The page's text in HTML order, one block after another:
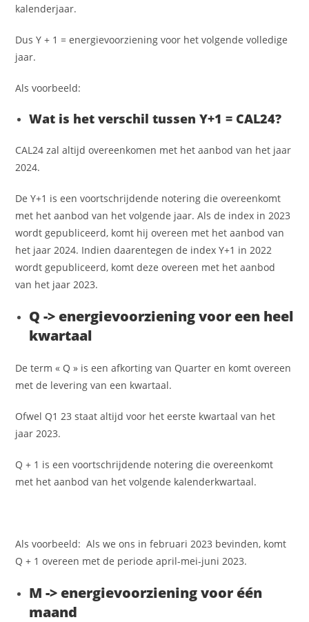
kalenderjaar.
Dus Y + 1 = energievoorziening voor het volgende volledige
jaar.
Als voorbeeld:
Wat is het verschil tussen Y+1 = CAL24?
CAL24 zal altijd overeenkomen met het aanbod van het jaar
2024.
De Y+1 is een voortschrijdende notering die overeenkomt
met het aanbod van het volgende jaar. Als de index in 2023
wordt gepubliceerd, komt hij overeen met het aanbod van
het jaar 2024. Indien daarentegen de index Y+1 in 2022
wordt gepubliceerd, komt deze overeen met het aanbod
van het jaar 2023.
Q -> energievoorziening voor een heel
kwartaal
De term « Q » is een afkorting van Quarter en komt overeen
met de levering van een kwartaal.
Ofwel Q1 23 staat altijd voor het eerste kwartaal van het
jaar 2023.
Q + 1 is een voortschrijdende notering die overeenkomt
met het aanbod van het volgende kalenderkwartaal.
Als voorbeeld:Als we ons in februari 2023 bevinden, komt
Q + 1 overeen met de periode april-mei-juni 2023.
M -> energievoorziening voor één
maand